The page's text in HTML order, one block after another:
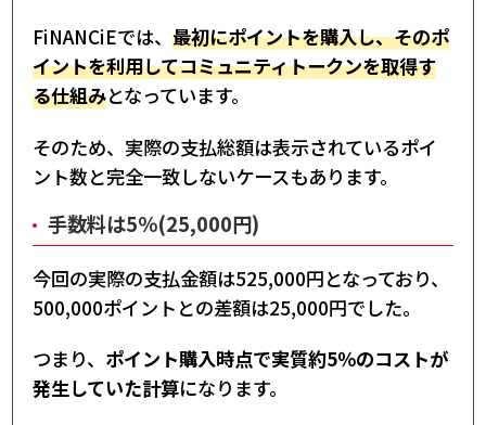
FiNANCiEでは、 最初にポイントを購入し、そのポ
イントを利用してコミュニティトークンを取得す
る仕組みとなっています。
そのため、実際の支払総額は表示されているポイ
ント数と完全一致しないケースもあります。
手数料は5％(25,000円)
今回の実際の支払金額は525,000円となっており、
500,000ポイントとの差額は25,000円でした。
つまり、 ポイント購入時点で実質約5％のコストが
発生していた計算になります。